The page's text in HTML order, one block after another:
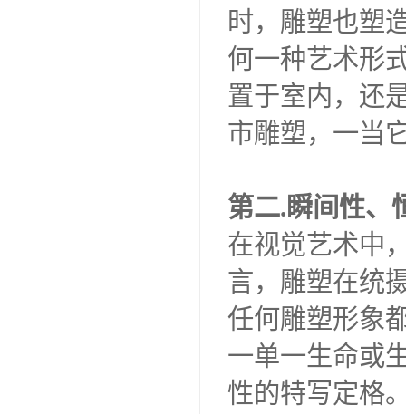
时，雕塑也塑
何一种艺术形
置于室内，还
市雕塑，一当
第二.瞬间性
在视觉艺术中
言，雕塑在统
任何雕塑形象
一单一生命或
性的特写定格